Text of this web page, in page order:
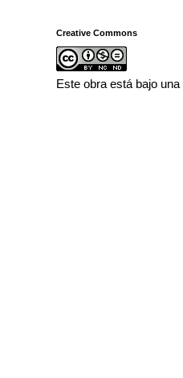
Creative Commons
Este obra está bajo una